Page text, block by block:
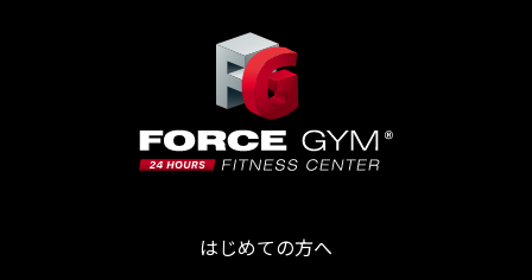
はじめての方へ